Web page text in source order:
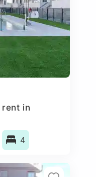
rent in
4